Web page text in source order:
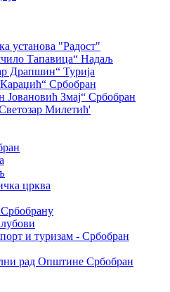
установа "Радост"
Тапавица“ Надаљ
Драпшин“ Турија
Србобран
Змај“ Србобран
Милетић'
црква
и туризам - Србобран
рад Општине Србобран